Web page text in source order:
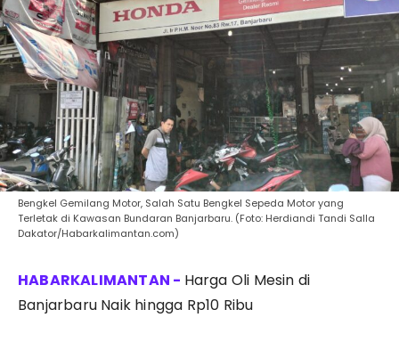
Bengkel Gemilang Motor, Salah Satu Bengkel Sepeda Motor yang
Terletak di Kawasan Bundaran Banjarbaru. (Foto: Herdiandi Tandi Salla
Dakator/Habarkalimantan.com)
Harga Oli Mesin di
Banjarbaru Naik hingga Rp10 Ribu